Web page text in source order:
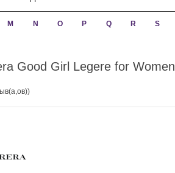
M N O P Q R S
Good Girl Legere for Women